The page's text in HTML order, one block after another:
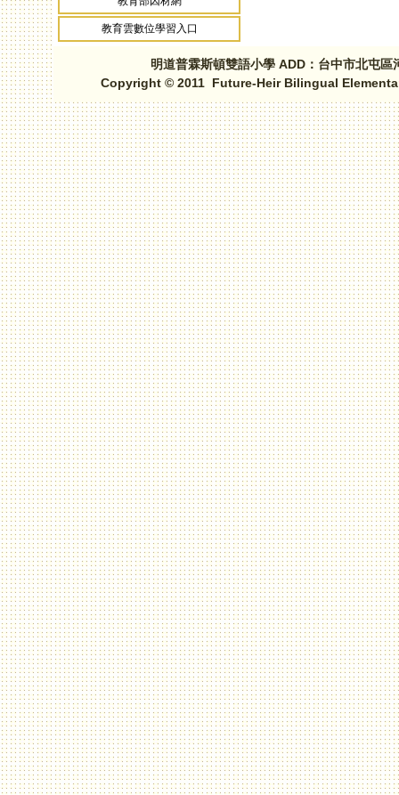
教育雲數位學習入口
明道普霖斯頓雙語小學 ADD：台中市北屯
Copyright © 2011 Future-Heir Bilingual